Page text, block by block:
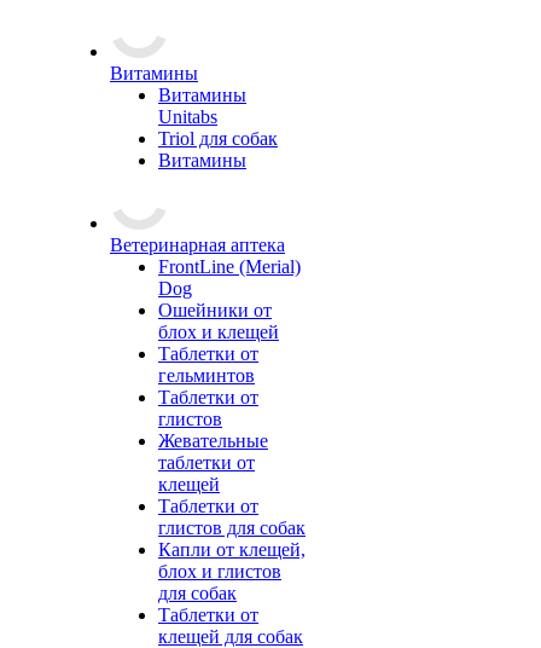
Витамины
Витамины
Unitabs
Triol для собак
Витамины
Ветеринарная аптека
FrontLine (Merial)
Dog
Ошейники от
блох и клещей
Таблетки от
гельминтов
Таблетки от
глистов
Жевательные
таблетки от
клещей
Таблетки от
глистов для собак
Капли от клещей,
блох и глистов
для собак
Таблетки от
клещей для собак